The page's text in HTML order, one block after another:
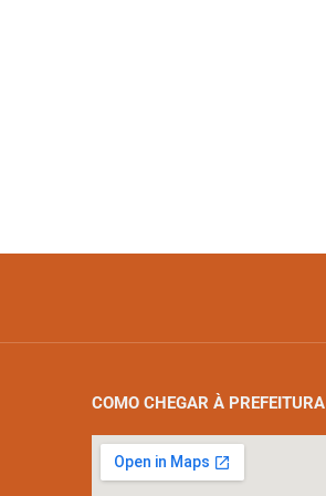
COMO CHEGAR À PREFEITURA